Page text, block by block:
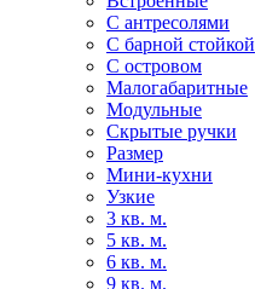
С антресолями
С барной стойкой
С островом
Малогабаритные
Модульные
Скрытые ручки
Размер
Мини-кухни
Узкие
3 кв. м.
5 кв. м.
6 кв. м.
9 кв. м.